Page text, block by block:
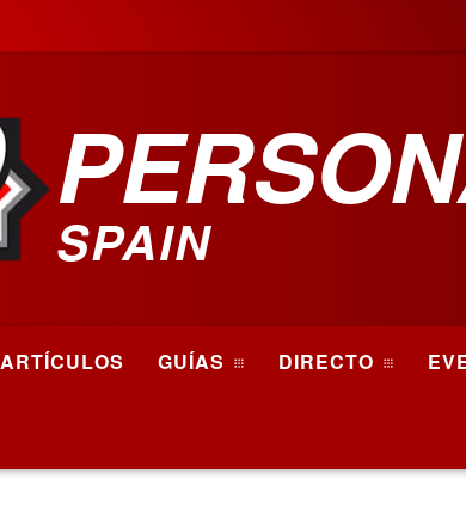
SPAIN
ARTÍCULOS GUÍAS DIRECTO